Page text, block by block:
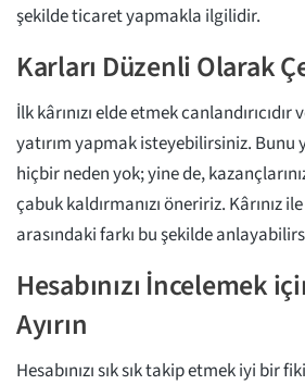
şekilde ticaret yapmakla ilgilidir.
Karları Düzenli Olarak
İlk kârınızı elde etmek
yatırım yapmak isteyebilirsiniz. Bunu
hiçbir neden yok; yine de,
çabuk kaldırmanızı öneririz. Kârınız
arasındaki farkı bu şekilde
Hesabınızı İncelemek
Ayırın
Hesabınızı sık sık takip etmek iyi bir